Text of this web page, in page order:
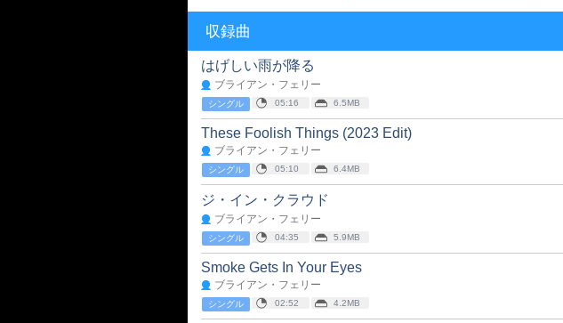
収録曲
はげしい雨が降る
ブライアン・フェリー
シングル 05:16 6.5MB
These Foolish Things (2023 Edit)
ブライアン・フェリー
シングル 05:10 6.4MB
ジ・イン・クラウド
ブライアン・フェリー
シングル 04:35 5.9MB
Smoke Gets In Your Eyes
ブライアン・フェリー
シングル 02:52 4.2MB